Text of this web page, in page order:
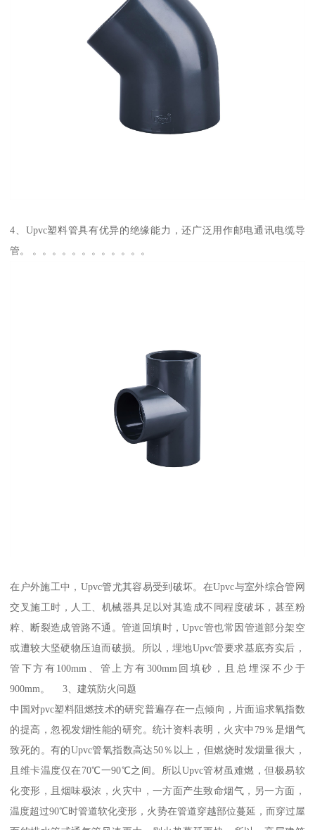
4、Upvc塑料管具有优异的绝缘能力，还广泛用作邮电通讯电缆导
管。 。。。。。。。。。。。。
在户外施工中，Upvc管尤其容易受到破坏。在Upvc与室外综合管网
交叉施工时，人工、机械器具足以对其造成不同程度破坏，甚至粉
粹、断裂造成管路不通。管道回填时，Upvc管也常因管道部分架空
或遭较大坚硬物压迫而破损。所以，埋地Upvc管要求基底夯实后，
管下方有100mm、管上方有300mm回填砂，且总埋深不少于
900mm。 3、建筑防火问题
中国对pvc塑料阻燃技术的研究普遍存在一点倾向，片面追求氧指数
的提高，忽视发烟性能的研究。统计资料表明，火灾中79％是烟气
致死的。有的Upvc管氧指数高达50％以上，但燃烧时发烟量很大，
且维卡温度仅在70℃一90℃之间。所以Upvc管材虽难燃，但极易软
化变形，且烟味极浓，火灾中，一方面产生致命烟气，另一方面，
温度超过90℃时管道软化变形，火势在管道穿越部位蔓延，而穿过屋